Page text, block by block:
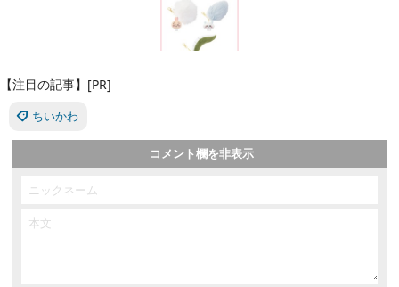
【注目の記事】[PR]
ちいかわ
コメント欄を非表示